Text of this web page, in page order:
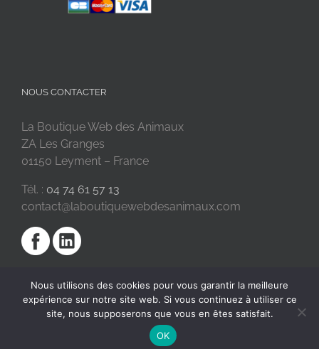
NOUS CONTACTER
La Boutique Web des Animaux
ZA Les Granges
01150 Leyment – France
Tél. : 04 74 61 57 13
contact@laboutiquewebdesanimaux.com
2018 © La Boutique Web des Animaux | Réalisé par
Nous utilisons des cookies pour vous garantir la meilleure
expérience sur notre site web. Si vous continuez à utiliser ce
site, nous supposerons que vous en êtes satisfait.
OK